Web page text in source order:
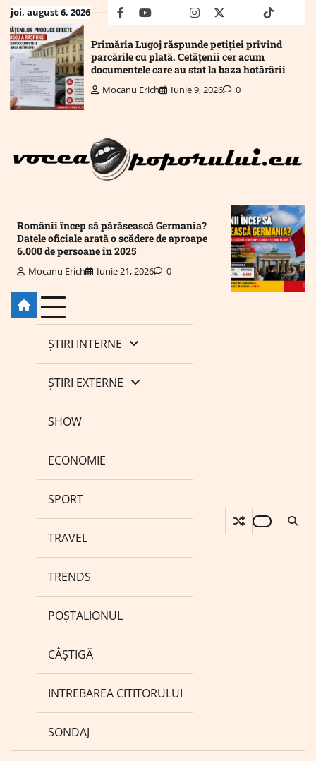
Skip
to
content
joi, august 6, 2026 facebookyoutubeMailinstagram
twitter truthtiktok
Primăria Lugoj răspunde petiției privind
parcările cu plată. Cetățenii cer acum
documentele care au stat la baza hotărârii
Mocanu Erich Iunie 9, 2026 0
Românii încep să părăsească Germania?
Datele oficiale arată o scădere de aproape
6.000 de persoane în 2025
Mocanu Erich Iunie 21, 2026 0
ȘTIRI INTERNE
ȘTIRI EXTERNE
SHOW
ECONOMIE
SPORT
TRAVEL
TRENDS
POȘTALIONUL
CÂȘTIGĂ
INTREBAREA CITITORULUI
SONDAJ